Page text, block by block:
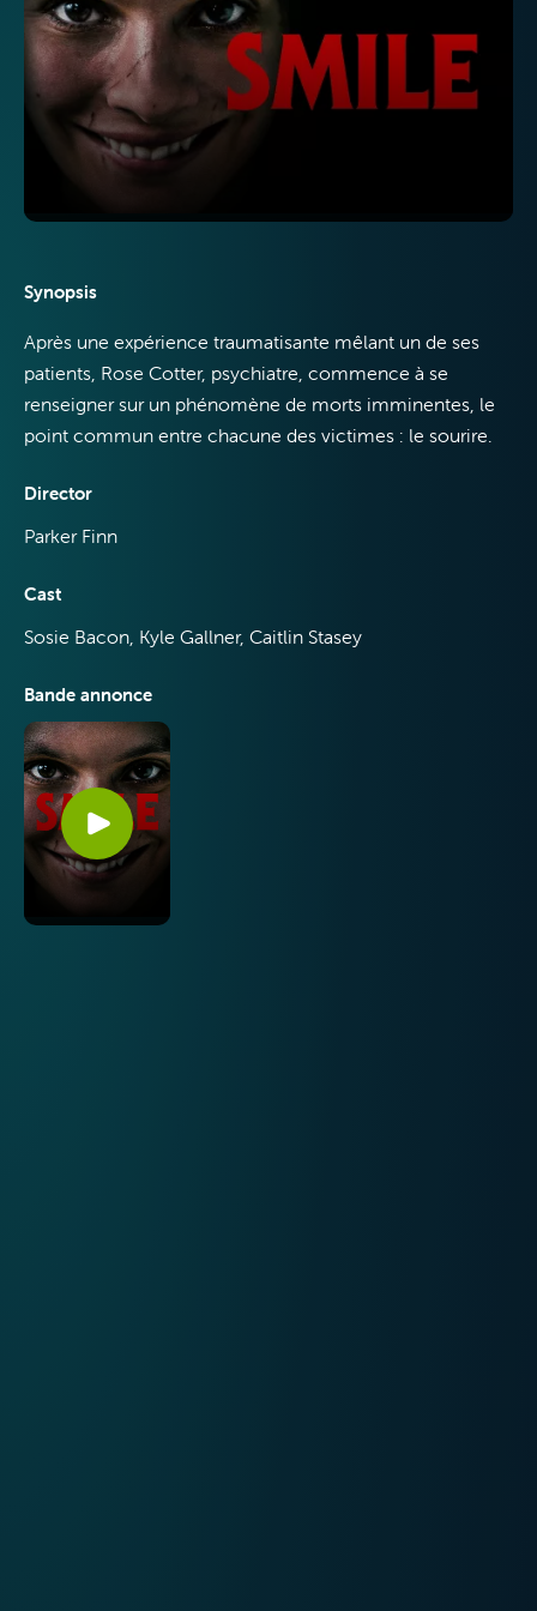
Mobile
Synopsis
Après une expérience traumatisante mêlant un de ses
patients, Rose Cotter, psychiatre, commence à se
renseigner sur un phénomène de morts imminentes, le
point commun entre chacune des victimes : le sourire.
Director
Parker Finn
Cast
Sosie Bacon, Kyle Gallner, Caitlin Stasey
Bande annonce